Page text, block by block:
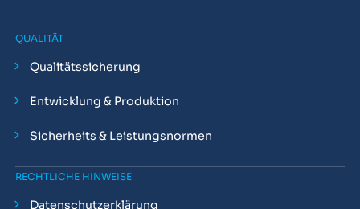
QUALITÄT
Qualitätssicherung
Entwicklung & Produktion
Sicherheits & Leistungsnormen
RECHTLICHE HINWEISE
Datenschutzerklärung